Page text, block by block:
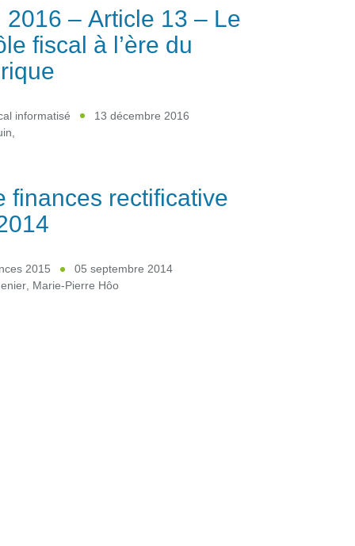
2016 – Article 13 – Le
fiscal à l’ère du
informatisé
13 décembre 2016
finances rectificative
2015
05 septembre 2014
, Marie-Pierre Hôo